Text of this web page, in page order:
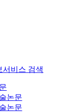
서비스 검색
논문
논문